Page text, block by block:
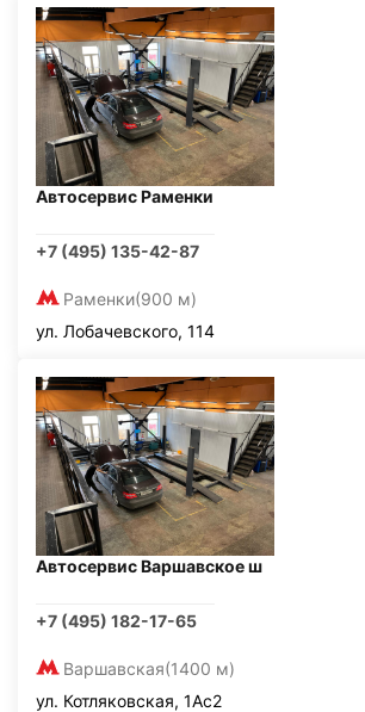
Автосервис Раменки
+7 (495) 135-42-87
Раменки(900 м)
ул. Лобачевского, 114
Автосервис Варшавское ш
+7 (495) 182-17-65
Варшавская(1400 м)
ул. Котляковская, 1Ас2